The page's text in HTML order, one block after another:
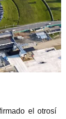
el otrosí